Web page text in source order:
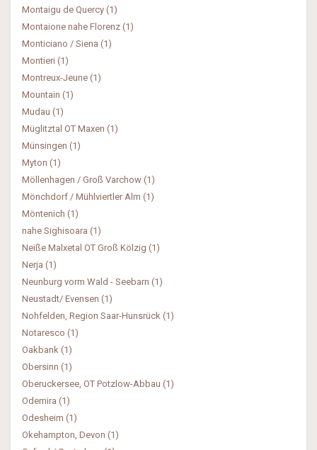
Montaigu de Quercy (1)
Montaione nahe Florenz (1)
Monticiano / Siena (1)
Montieri (1)
Montreux-Jeune (1)
Mountain (1)
Mudau (1)
Müglitztal OT Maxen (1)
Münsingen (1)
Myton (1)
Möllenhagen / Groß Varchow (1)
Mönchdorf / Mühlviertler Alm (1)
Möntenich (1)
nahe Sighisoara (1)
Neiße Malxetal OT Groß Kölzig (1)
Nerja (1)
Neunburg vorm Wald - Seebarn (1)
Neustadt/ Evensen (1)
Nohfelden, Region Saar-Hunsrück (1)
Notaresco (1)
Oakbank (1)
Obersinn (1)
Oberuckersee, OT Potzlow-Abbau (1)
Odemira (1)
Odesheim (1)
Okehampton, Devon (1)